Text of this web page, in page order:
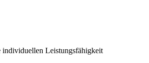
Leistungsfähigkeit